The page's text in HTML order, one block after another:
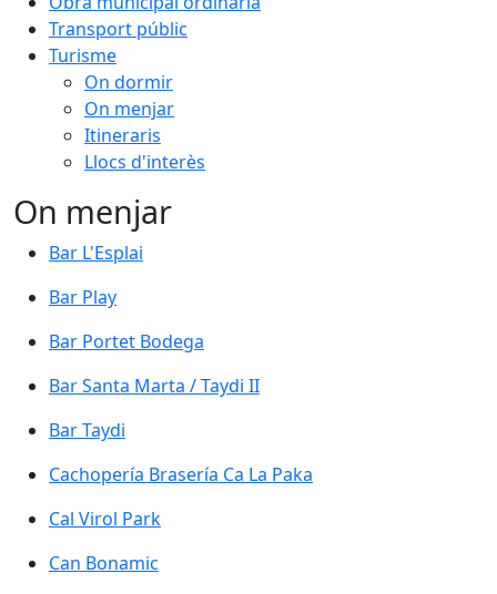
Transport públic
Turisme
On dormir
On menjar
Itineraris
Llocs d'interès
On menjar
Bar L'Esplai
Bar L'Esplai
Bar Play
Bar Play
Bar Portet Bodega
Bar Portet Bodega
Bar Santa Marta / Taydi II
Bar Santa Marta / Taydi II
Bar Taydi
Bar Taydi
Cachopería Brasería Ca La Paka
Cachopería Brasería Ca La Paka
Cal Virol Park
Cal Virol Park
Can Bonamic
Can Bonamic